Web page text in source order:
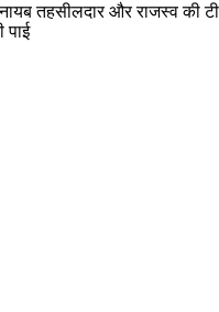
नायब तहसीलदार और राजस्व
पाई